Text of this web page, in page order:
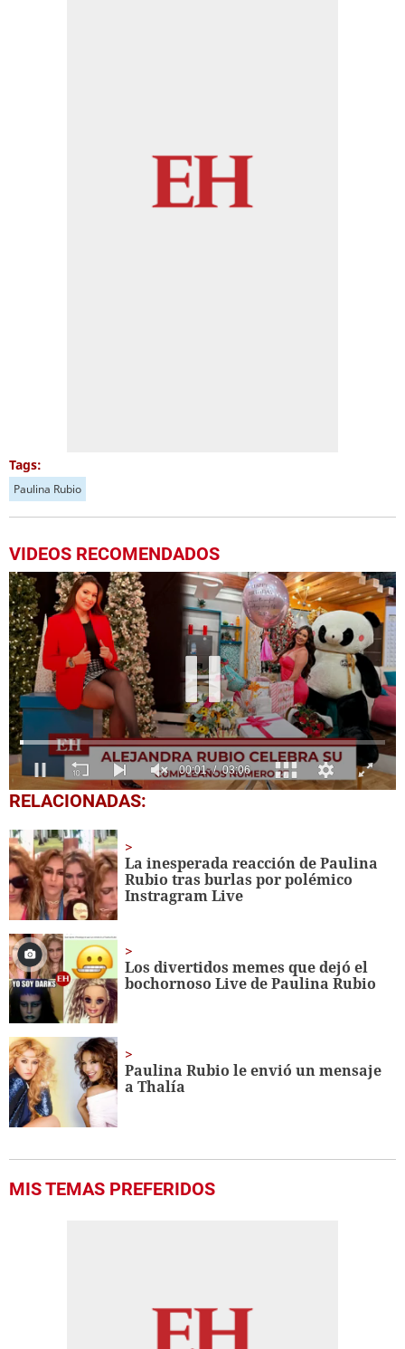
Tags:
Paulina Rubio
VIDEOS RECOMENDADOS
0
seconds
3
minutes,
6
seconds
RELACIONADAS:
La inesperada reacción de Paulina
Rubio tras burlas por polémico
Instragram Live
Los divertidos memes que dejó el
bochornoso Live de Paulina Rubio
Paulina Rubio le envió un mensaje
a Thalía
MIS TEMAS PREFERIDOS